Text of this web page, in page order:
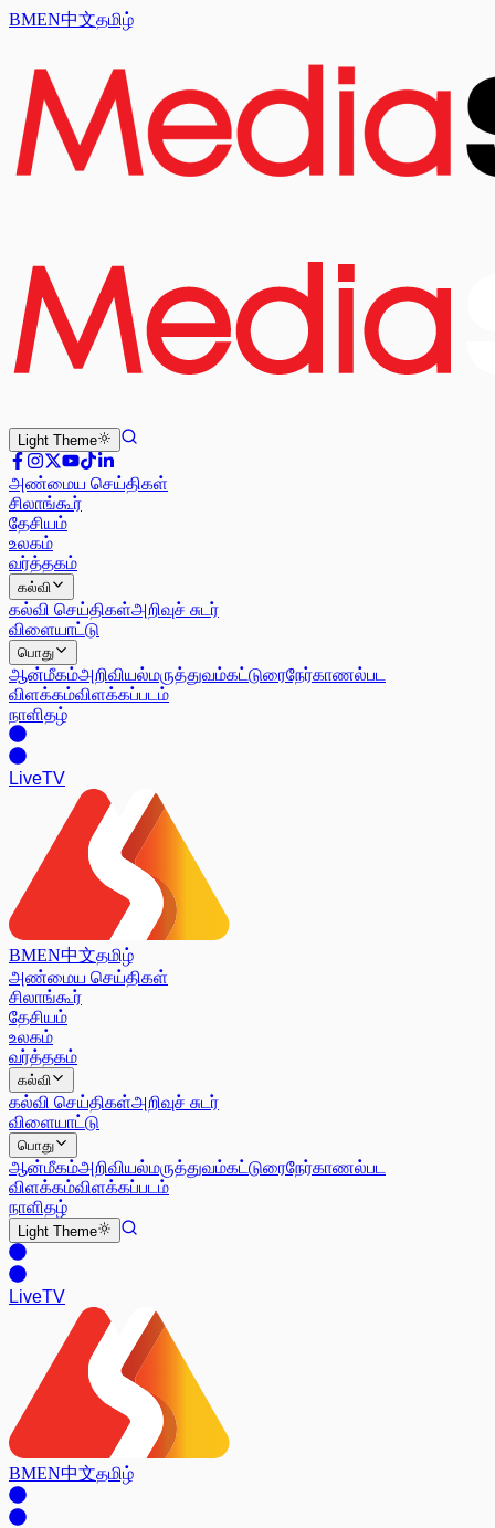
BMEN中文தமிழ்
Light Theme
அண்மைய செய்திகள்
சிலாங்கூர்
தேசியம்
உலகம்
வர்த்தகம்
கல்வி
கல்வி செய்திகள்அறிவுச் சுடர்
விளையாட்டு
பொது
ஆன்மீகம்அறிவியல்மருத்துவம்கட்டுரைநேர்காணல்பட
விளக்கம்விளக்கப்படம்
நாளிதழ்
LiveTV
BMEN中文தமிழ்
அண்மைய செய்திகள்
சிலாங்கூர்
தேசியம்
உலகம்
வர்த்தகம்
கல்வி
கல்வி செய்திகள்அறிவுச் சுடர்
விளையாட்டு
பொது
ஆன்மீகம்அறிவியல்மருத்துவம்கட்டுரைநேர்காணல்பட
விளக்கம்விளக்கப்படம்
நாளிதழ்
Light Theme
LiveTV
BMEN中文தமிழ்